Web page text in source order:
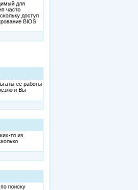
для
часто
доступ
BIOS
ее работы
и Вы
то из
поиску